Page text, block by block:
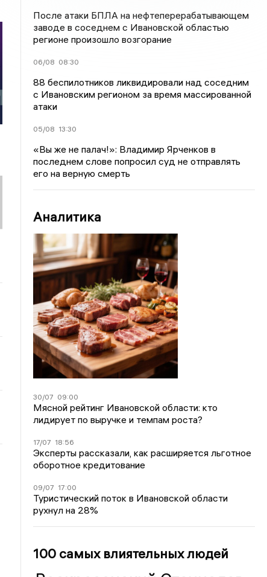
После атаки БПЛА на нефтеперерабатывающем
заводе в соседнем с Ивановской областью
регионе произошло возгорание
06/08 08:30
88 беспилотников ликвидировали над соседним
с Ивановским регионом за время массированной
атаки
05/08 13:30
«Вы же не палач!»: Владимир Ярченков в
последнем слове попросил суд не отправлять
его на верную смерть
Аналитика
30/07 09:00
Мясной рейтинг Ивановской области: кто
лидирует по выручке и темпам роста?
17/07 18:56
Эксперты рассказали, как расширяется льготное
оборотное кредитование
09/07 17:00
Туристический поток в Ивановской области
рухнул на 28%
100 самых влиятельных людей